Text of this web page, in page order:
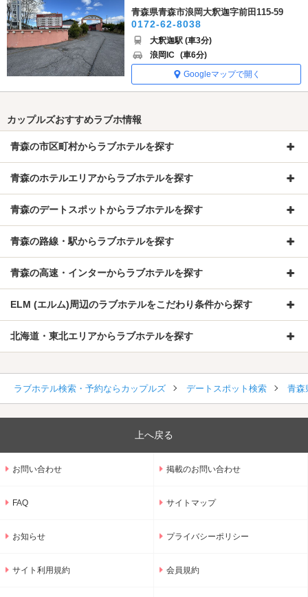
青森県青森市浪岡大釈迦字前田115-59
0172-62-8038
大釈迦駅 (車3分)
浪岡IC (車6分)
Googleマップで開く
カップルズおすすめラブホ情報
青森の市区町村からラブホテルを探す
青森のホテルエリアからラブホテルを探す
青森のデートスポットからラブホテルを探す
青森の路線・駅からラブホテルを探す
青森の高速・インターからラブホテルを探す
ELM (エルム)周辺のラブホテルをこだわり条件から探す
北海道・東北エリアからラブホテルを探す
ラブホテル検索・予約ならカップルズ デートスポット検索 青森
上へ戻る
お問い合わせ 掲載のお問い合わせ
FAQ サイトマップ
お知らせ プライバシーポリシー
サイト利用規約 会員規約